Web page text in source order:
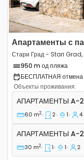
Апартаменты с
Стари Град - Stari
950 m од пляжа
БЕСПЛАТНАЯ отмена
Объекты проживания:
Двухкомнатные
АПАРТАМЕНТЫ A-
60 m2 2 1 4
Апартаменты A-
АПАРТАМЕНТЫ A-
30 m2 1 1 2